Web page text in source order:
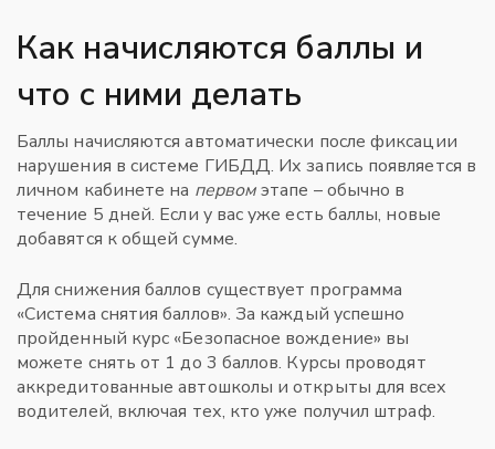
Как начисляются баллы и
что с ними делать
Баллы начисляются автоматически после фиксации
нарушения в системе ГИБДД. Их запись появляется в
личном кабинете на первомэтапе – обычно в
течение 5 дней. Если у вас уже есть баллы, новые
добавятся к общей сумме.
Для снижения баллов существует программа
«Система снятия баллов». За каждый успешно
пройденный курс «Безопасное вождение» вы
можете снять от 1 до 3 баллов. Курсы проводят
аккредитованные автошколы и открыты для всех
водителей, включая тех, кто уже получил штраф.